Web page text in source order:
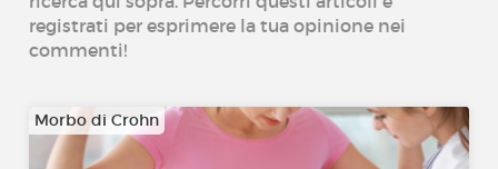
registrati per esprimere la tua opinione nei
commenti!
Morbo di Crohn